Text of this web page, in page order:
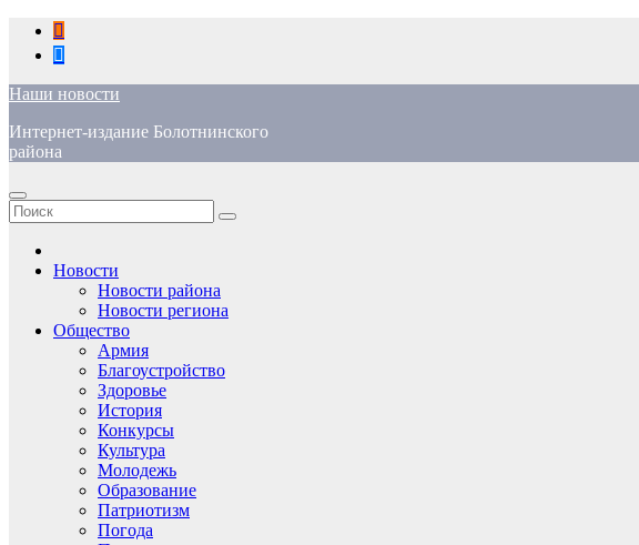
Перейти
содержимому
Наши новости
Интернет-издание Болотнинского
района
Новости
Новости района
Новости региона
Общество
Армия
Благоустройство
Здоровье
История
Конкурсы
Культура
Молодежь
Образование
Патриотизм
Погода